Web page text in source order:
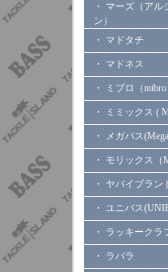
・ マーズ（アル
ン）
・ マドタチ
・ マドネス
・ ミブロ（mibro
・ ミミックス (
・ メガバス
・ モリックス（
・ ヤバイブラン
・ ユニバス
・ ラッキークラ
・ ラパラ